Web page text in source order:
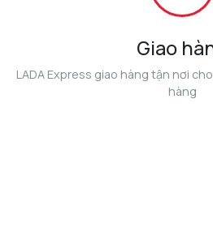
Giao
LADA Express giao hàng tận nơi
hàng